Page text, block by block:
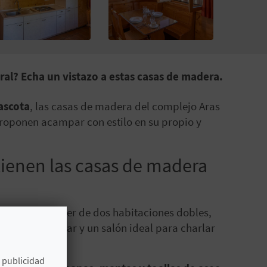
Echa un vistazo a estas casas de madera.
, las casas de madera del complejo Aras
acampar con estilo en su propio y
las casas de madera
al disponer de dos habitaciones dobles,
para cocinar y un salón ideal para charlar
publicidad